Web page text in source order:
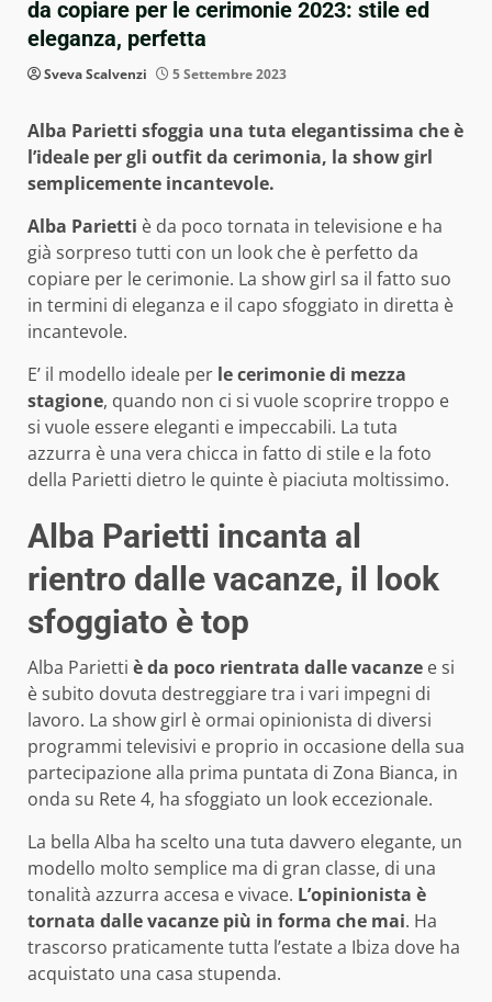
da copiare per le cerimonie 2023: stile ed
eleganza, perfetta
Sveva Scalvenzi 5 Settembre 2023
Alba Parietti sfoggia una tuta elegantissima che è
l’ideale per gli outfit da cerimonia, la show girl
semplicemente incantevole.
Alba Parietti è da poco tornata in televisione e ha
già sorpreso tutti con un look che è perfetto da
copiare per le cerimonie. La show girl sa il fatto suo
in termini di eleganza e il capo sfoggiato in diretta è
incantevole.
E’ il modello ideale per le cerimonie di mezza
stagione, quando non ci si vuole scoprire troppo e
si vuole essere eleganti e impeccabili. La tuta
azzurra è una vera chicca in fatto di stile e la foto
della Parietti dietro le quinte è piaciuta moltissimo.
Alba Parietti incanta al
rientro dalle vacanze, il look
sfoggiato è top
Alba Parietti è da poco rientrata dalle vacanze e si
è subito dovuta destreggiare tra i vari impegni di
lavoro. La show girl è ormai opinionista di diversi
programmi televisivi e proprio in occasione della sua
partecipazione alla prima puntata di Zona Bianca, in
onda su Rete 4, ha sfoggiato un look eccezionale.
La bella Alba ha scelto una tuta davvero elegante, un
modello molto semplice ma di gran classe, di una
tonalità azzurra accesa e vivace. L’opinionista è
tornata dalle vacanze più in forma che mai. Ha
trascorso praticamente tutta l’estate a Ibiza dove ha
acquistato una casa stupenda.